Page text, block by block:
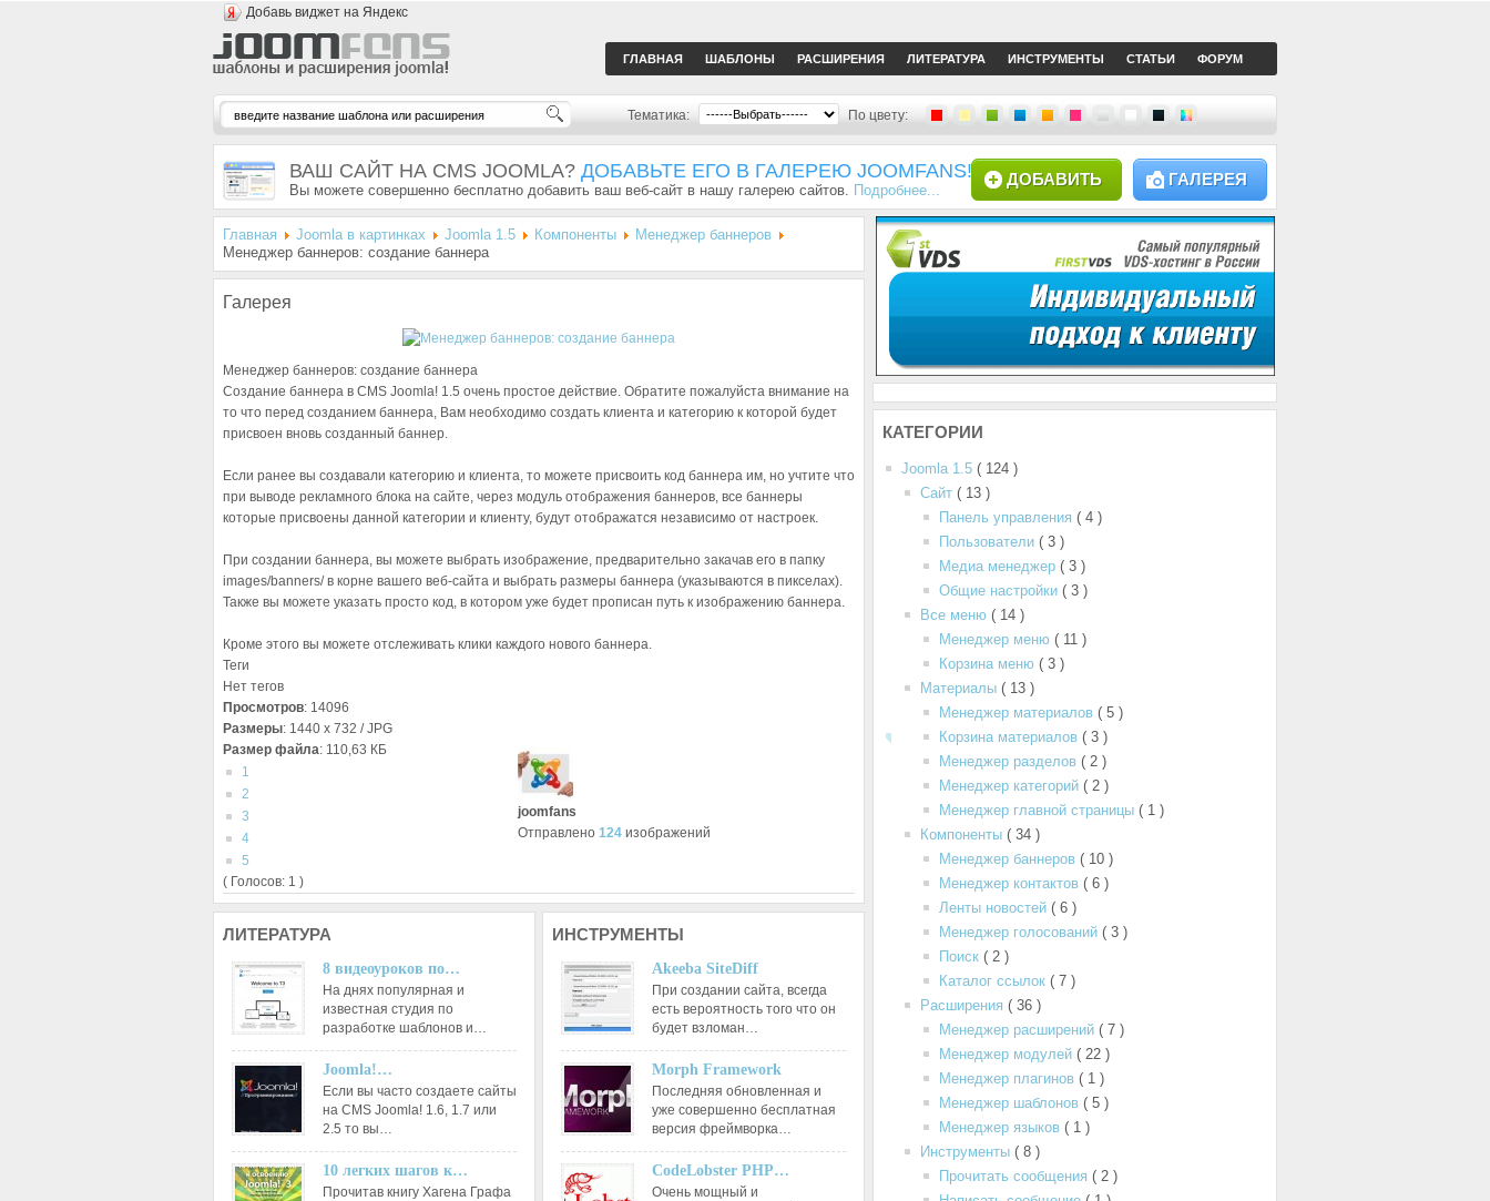
Добавь виджет на Яндекс
ГЛАВНАЯ ШАБЛОНЫ РАСШИРЕНИЯ ЛИТЕРАТУРА ИНСТРУМЕНТЫ СТАТЬИ ФОРУМ
Тематика: По цвету:
ВАШ САЙТ НА CMS JOOMLA? ДОБАВЬТЕ ЕГО В ГАЛЕРЕЮ JOOMFANS!
Вы можете совершенно бесплатно добавить ваш веб-сайт в нашу галерею сайтов. Подробнее...
ГАЛЕРЕЯ
ДОБАВИТЬ
Главная Joomla в картинках Joomla 1.5 Компоненты
Менеджер баннеров
Менеджер баннеров: создание баннера
Галерея
Менеджер баннеров: создание баннера
Создание баннера в CMS Joomla! 1.5 очень простое действие. Обратите пожалуйста внимание на
то что перед созданием баннера, Вам необходимо создать клиента и категорию к которой будет
присвоен вновь созданный баннер.
Если ранее вы создавали категорию и клиента, то можете присвоить код баннера им, но учтите что
при выводе рекламного блока на сайте, через модуль отображения баннеров, все баннеры
которые присвоены данной категории и клиенту, будут отображатся независимо от настроек.
При создании баннера, вы можете выбрать изображение, предварительно закачав его в папку
images/banners/ в корне вашего веб-сайта и выбрать размеры баннера (указываются в пикселах).
Также вы можете указать просто код, в котором уже будет прописан путь к изображению баннера.
Кроме этого вы можете отслеживать клики каждого нового баннера.
Теги
Нет тегов
Просмотров: 14096
Размеры: 1440 x 732 / JPG
Размер файла: 110,63 КБ
1
2
3
4
5
( Голосов: 1 )
joomfans
Отправлено 124 изображений
ЛИТЕРАТУРА
8 видеоуроков по…
На днях популярная и
известная студия по
разработке шаблонов и…
Joomla!…
Если вы часто создаете сайты
на CMS Joomla! 1.6, 1.7 или
2.5 то вы…
10 легких шагов к…
Прочитав книгу Хагена Графа
ИНСТРУМЕНТЫ
Akeeba SiteDiff
При создании сайта, всегда
есть вероятность того что он
будет взломан…
Morph Framework
Последняя обновленная и
уже совершенно бесплатная
версия фреймворка…
CodeLobster PHP…
Очень мощный и
КАТЕГОРИИ
Joomla 1.5 ( 124 )
Сайт ( 13 )
Панель управления ( 4 )
Пользователи ( 3 )
Медиа менеджер ( 3 )
Общие настройки ( 3 )
Все меню ( 14 )
Менеджер меню ( 11 )
Корзина меню ( 3 )
Материалы ( 13 )
Менеджер материалов ( 5 )
Корзина материалов ( 3 )
Менеджер разделов ( 2 )
Менеджер категорий ( 2 )
Менеджер главной страницы ( 1 )
Компоненты ( 34 )
Менеджер баннеров ( 10 )
Менеджер контактов ( 6 )
Ленты новостей ( 6 )
Менеджер голосований ( 3 )
Поиск ( 2 )
Каталог ссылок ( 7 )
Расширения ( 36 )
Менеджер расширений ( 7 )
Менеджер модулей ( 22 )
Менеджер плагинов ( 1 )
Менеджер шаблонов ( 5 )
Менеджер языков ( 1 )
Инструменты ( 8 )
Прочитать сообщения ( 2 )